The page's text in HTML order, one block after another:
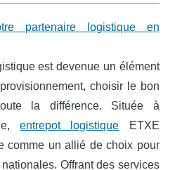
partenaire logistique en
est devenue un élément
choisir le bon
la différence. Située à
entrepot logistique ETXE
comme un allié de choix pour
Offrant des services